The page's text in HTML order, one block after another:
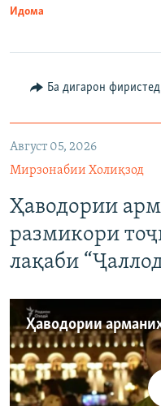
Идома
Ба дигарон фиристед
Август 05, 2026
Мирзонабии Холиқзод
Ҳаводории
размикори
лақаби
Феълан